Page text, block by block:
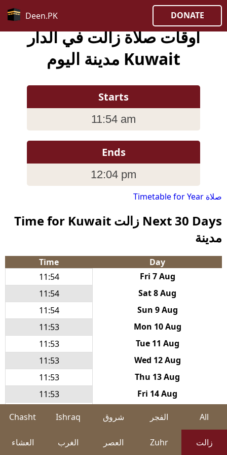
Deen.PK DONATE
أوقات صلاة زالت في الدار
Kuwait مدينة اليوم
Starts
11:54 am
Ends
12:04 pm
صلاة Timetable for Year
Next 30 Days زالت Time for Kuwait
مدينة
Day
Time
Fri 7 Aug
11:54
Sat 8 Aug
11:54
Sun 9 Aug
11:54
Mon 10 Aug
11:53
Tue 11 Aug
11:53
Wed 12 Aug
11:53
Thu 13 Aug
11:53
Fri 14 Aug
11:53
Mon 17 Aug
11:52
All الفجر شروق Ishraq
Chasht
زالت Zuhr العصر الغرب العشاء